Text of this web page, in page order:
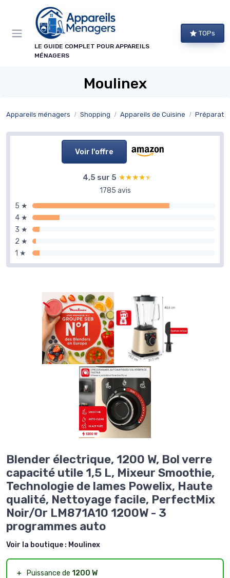
LE GUIDE COMPLET POUR APPAREILS
MÉNAGERS
TOPs
Moulinex
Appareils ménagers Shopping Appareils de Cuisine
Voir l'offre
4,5 sur 5 ★★★★★
★★★★★
1785 avis
5 ★
4 ★
3 ★
2 ★
1 ★
Blender électrique, 1200 W, Bol verre
capacité utile 1,5 L, Mixeur Smoothie,
Technologie de lames Powelix, Haute
qualité, Nettoyage facile, PerfectMix
Noir/Or LM871A10 1200W - 3
programmes auto
Voir la boutique : Moulinex
＋ Puissance de 1200 W
Panneau de gestion des cookies